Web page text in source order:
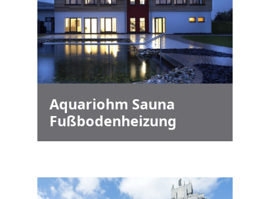
Aquariohm Sauna
Fußbodenheizung